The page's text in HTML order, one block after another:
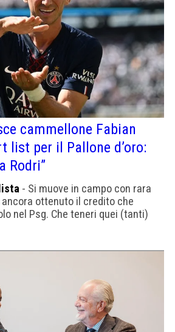
cammellone Fabian
list per il Pallone d’oro:
Rodri”
- Si muove in campo con rara
ottenuto il credito che
nel Psg. Che teneri quei (tanti)